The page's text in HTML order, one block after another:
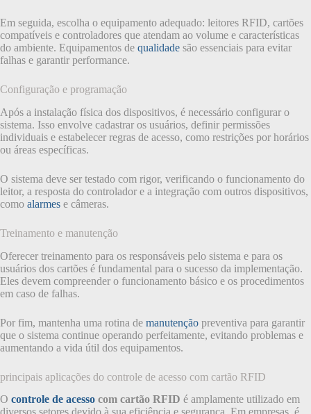
Em seguida, escolha o equipamento adequado: leitores RFID, cartões
compatíveis e controladores que atendam ao volume e características
do ambiente. Equipamentos de qualidade são essenciais para evitar
falhas e garantir performance.
Configuração e programação
Após a instalação física dos dispositivos, é necessário configurar o
sistema. Isso envolve cadastrar os usuários, definir permissões
individuais e estabelecer regras de acesso, como restrições por horários
ou áreas específicas.
O sistema deve ser testado com rigor, verificando o funcionamento do
leitor, a resposta do controlador e a integração com outros dispositivos,
como alarmes e câmeras.
Treinamento e manutenção
Oferecer treinamento para os responsáveis pelo sistema e para os
usuários dos cartões é fundamental para o sucesso da implementação.
Eles devem compreender o funcionamento básico e os procedimentos
em caso de falhas.
Por fim, mantenha uma rotina de manutenção preventiva para garantir
que o sistema continue operando perfeitamente, evitando problemas e
aumentando a vida útil dos equipamentos.
principais aplicações do controle de acesso com cartão RFID
O controle de acesso com cartão RFID é amplamente utilizado em